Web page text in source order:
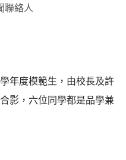
聯絡人
年度模範生，由校長及許
影，六位同學都是品學兼